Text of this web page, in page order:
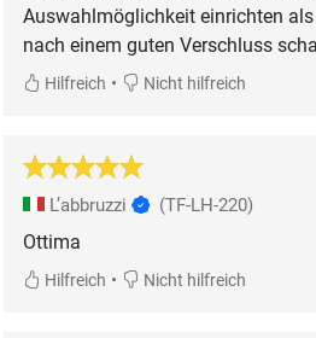
Auswahlmöglichkeit einrichten
nach einem guten Verschluss
Hilfreich • Nicht hilfreich
L’abbruzzi (TF-LH-220)
Ottima
Hilfreich • Nicht hilfreich